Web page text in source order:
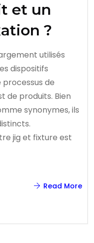
et un
?
utilisés
dispositifs
processus de
de produits. Bien
synonymes, ils
jig et fixture est
Read More